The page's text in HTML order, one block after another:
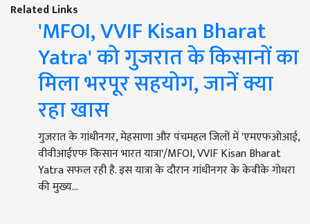
Related Links
'MFOI, VVIF Kisan Bharat
Yatra' को गुजरात के किसानों का
मिला भरपूर सहयोग, जानें क्या
रहा खास
गुजरात के गांधीनगर, मेहसाणा और पंचमहल जिलों में 'एमएफओआई,
वीवीआईएफ किसान भारत यात्रा'/MFOI, VVIF Kisan Bharat
Yatra सफल रही है. इस यात्रा के दौरान गांधीनगर के केवीके गोधरा
की मुख्य…